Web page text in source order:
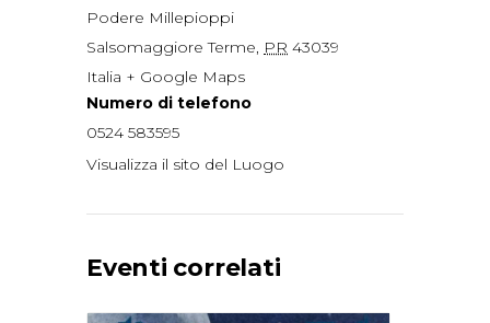
Podere Millepioppi
Salsomaggiore Terme, PR 43039
Italia + Google Maps
Numero di telefono
0524 583595
Visualizza il sito del Luogo
Eventi correlati